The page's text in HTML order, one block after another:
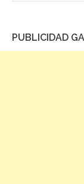
PUBLICIDAD GA